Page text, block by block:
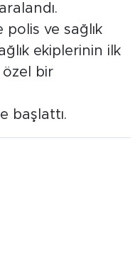
ve sağlık
ekiplerinin ilk
özel bir
başlattı.